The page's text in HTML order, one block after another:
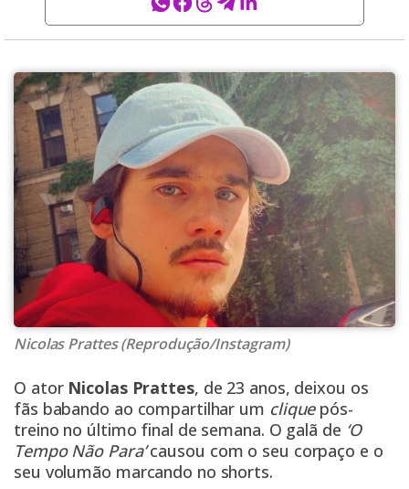
Nicolas Prattes (Reprodução/Instagram)
O ator Nicolas Prattes, de 23 anos, deixou os
fãs babando ao compartilhar um cliquepós-
treino no último final de semana. O galã de ‘O
Tempo Não Para’causou com o seu corpaço e o
seu volumão marcando no shorts.